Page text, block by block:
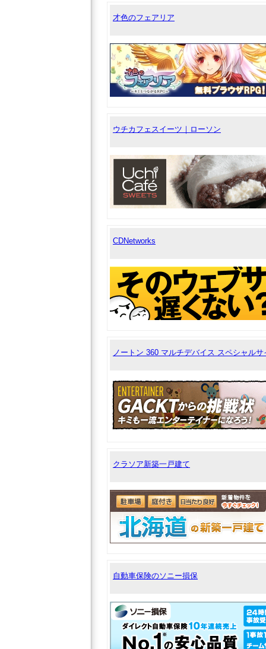
才色のフェアリア
ウチカフェスイーツ｜ローソン
CDNetworks
ノートン 360 マルチデバイス スペシャルサ
クラソア新築一戸建て
自動車保険のソニー損保